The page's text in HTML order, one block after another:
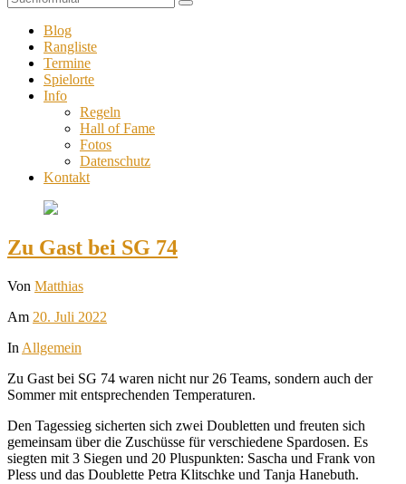
Suchen
Blog
Rangliste
Termine
Spielorte
Info
Regeln
Hall of Fame
Fotos
Datenschutz
Kontakt
Zu Gast bei SG 74
Von Matthias
Am 20. Juli 2022
In Allgemein
Zu Gast bei SG 74 waren nicht nur 26 Teams, sondern auch der
Sommer mit entsprechenden Temperaturen.
Den Tagessieg sicherten sich zwei Doubletten und freuten sich
gemeinsam über die Zuschüsse für verschiedene Spardosen. Es
siegten mit 3 Siegen und 20 Pluspunkten: Sascha und Frank von
Pless und das Doublette Petra Klitschke und Tanja Hanebuth.